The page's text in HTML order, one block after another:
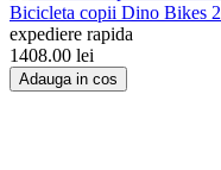
Bicicleta copii Dino Bikes
expediere rapida
1408.00 lei
Adauga in cos